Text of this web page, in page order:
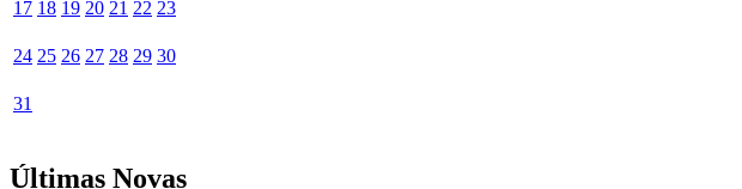
17 18 19 20 21 22 23
24 25 26 27 28 29 30
31
Últimas Novas